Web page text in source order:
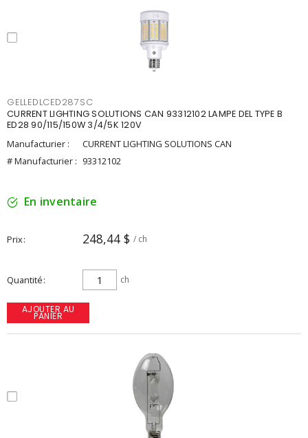
GELLEDLCED287SC
CURRENT LIGHTING SOLUTIONS CAN 93312102 LAMPE DEL TYPE B
ED28 90/115/150W 3/4/5K 120V
Manufacturier :
CURRENT LIGHTING SOLUTIONS CAN
# Manufacturier : 93312102
En inventaire
Prix 248,44 $ / ch
Quantité ch
AJOUTER AU
PANIER